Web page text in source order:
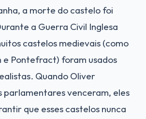
a morte do castelo foi
a Guerra Civil Inglesa
castelos medievais (como
e Pontefract) foram usados
Quando Oliver
parlamentares venceram, eles
que esses castelos nunca